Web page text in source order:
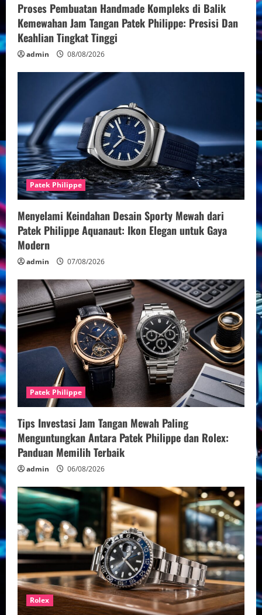
Proses Pembuatan Handmade Kompleks di Balik
Kemewahan Jam Tangan Patek Philippe: Presisi Dan
Keahlian Tingkat Tinggi
admin 08/08/2026
Patek Philippe
Menyelami Keindahan Desain Sporty Mewah dari
Patek Philippe Aquanaut: Ikon Elegan untuk Gaya
Modern
admin 07/08/2026
Patek Philippe
Tips Investasi Jam Tangan Mewah Paling
Menguntungkan Antara Patek Philippe dan Rolex:
Panduan Memilih Terbaik
admin 06/08/2026
Rolex